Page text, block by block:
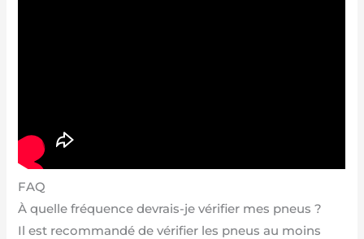
FAQ
À quelle fréquence devrais-je vérifier mes pneus ?
Il est recommandé de vérifier les pneus au moins